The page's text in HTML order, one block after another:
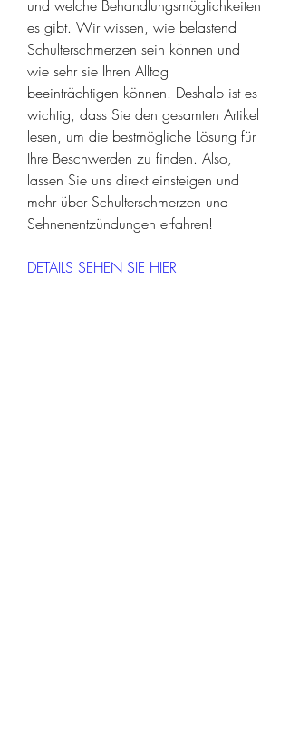
und welche Behandlungsmöglichkeiten
es gibt. Wir wissen, wie belastend
Schulterschmerzen sein können und
wie sehr sie Ihren Alltag
beeinträchtigen können. Deshalb ist es
wichtig, dass Sie den gesamten Artikel
lesen, um die bestmögliche Lösung für
Ihre Beschwerden zu finden. Also,
lassen Sie uns direkt einsteigen und
mehr über Schulterschmerzen und
Sehnenentzündungen erfahren!
DETAILS SEHEN SIE HIER